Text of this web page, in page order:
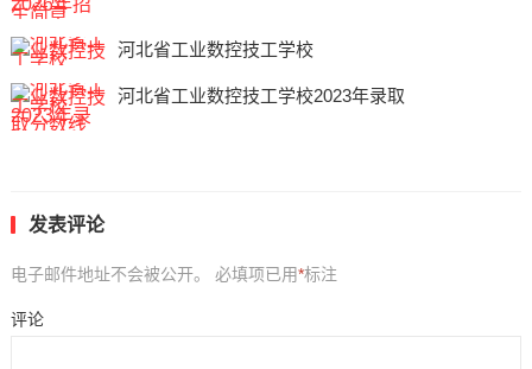
河北省工业数控技工学校
河北省工业数控技工学校2023年录取
发表评论
电子邮件地址不会被公开。 必填项已用*标注
评论